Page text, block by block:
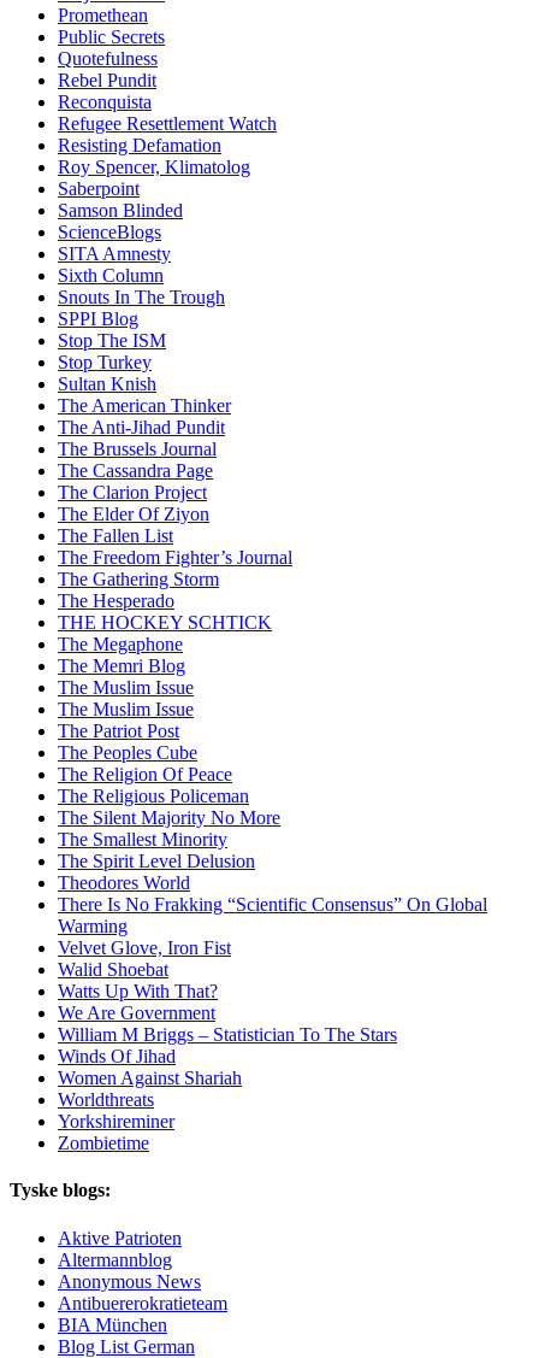
Promethean
Public Secrets
Quotefulness
Rebel Pundit
Reconquista
Refugee Resettlement Watch
Resisting Defamation
Roy Spencer, Klimatolog
Saberpoint
Samson Blinded
ScienceBlogs
SITA Amnesty
Sixth Column
Snouts In The Trough
SPPI Blog
Stop The ISM
Stop Turkey
Sultan Knish
The American Thinker
The Anti-Jihad Pundit
The Brussels Journal
The Cassandra Page
The Clarion Project
The Elder Of Ziyon
The Fallen List
The Freedom Fighter’s Journal
The Gathering Storm
The Hesperado
THE HOCKEY SCHTICK
The Megaphone
The Memri Blog
The Muslim Issue
The Muslim Issue
The Patriot Post
The Peoples Cube
The Religion Of Peace
The Religious Policeman
The Silent Majority No More
The Smallest Minority
The Spirit Level Delusion
Theodores World
There Is No Frakking “Scientific Consensus” On Global
Warming
Velvet Glove, Iron Fist
Walid Shoebat
Watts Up With That?
We Are Government
William M Briggs – Statistician To The Stars
Winds Of Jihad
Women Against Shariah
Worldthreats
Yorkshireminer
Zombietime
Tyske blogs:
Aktive Patrioten
Altermannblog
Anonymous News
Antibuererokratieteam
BIA München
Blog List German